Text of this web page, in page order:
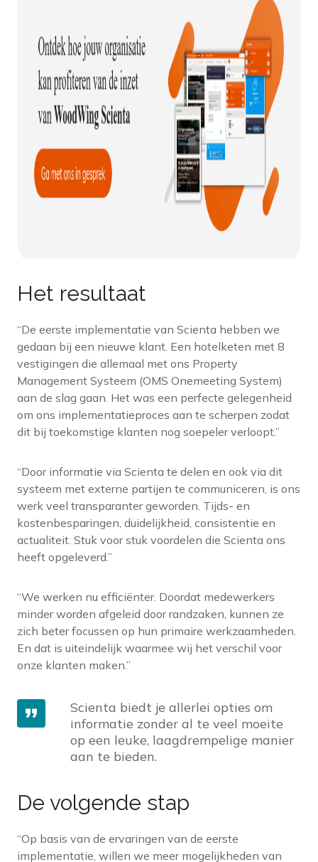
Het resultaat
“De eerste implementatie van Scienta hebben we
gedaan bij een nieuwe klant. Een hotelketen met 8
vestigingen die allemaal met ons Property
Management Systeem (OMS Onemeeting System)
aan de slag gaan. Het was een perfecte gelegenheid
om ons implementatieproces aan te scherpen zodat
dit bij toekomstige klanten nog soepeler verloopt.”
“Door informatie via Scienta te delen en ook via dit
systeem met externe partijen te communiceren, is ons
werk veel transparanter geworden. Tijds- en
kostenbesparingen, duidelijkheid, consistentie en
actualiteit. Stuk voor stuk voordelen die Scienta ons
heeft opgeleverd.”
“We werken nu efficiënter. Doordat medewerkers
minder worden afgeleid door randzaken, kunnen ze
zich beter focussen op hun primaire werkzaamheden.
En dat is uiteindelijk waarmee wij het verschil voor
onze klanten maken.”
Scienta biedt je allerlei opties om
informatie zonder al te veel moeite
op een leuke, laagdrempelige manier
aan te bieden.
De volgende stap
“Op basis van de ervaringen van de eerste
implementatie, willen we meer mogelijkheden van